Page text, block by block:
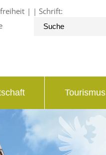
Schrift:
Tourismus